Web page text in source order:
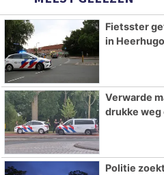
Fietsster
in
Verwarde
drukke weg
Politie